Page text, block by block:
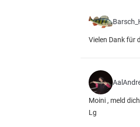
Vielen Dank für
Moini , meld
Lg